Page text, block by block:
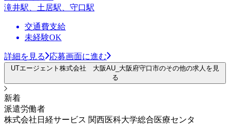
滝井駅、土居駅、守口駅
交通費支給
未経験OK
詳細を見る 応募画面に進む
UTエージェント株式会社 大阪AU_大阪府守口市のその他の求人を見
る
新着
派遣労働者
株式会社日経サービス 関西医科大学総合医療センタ